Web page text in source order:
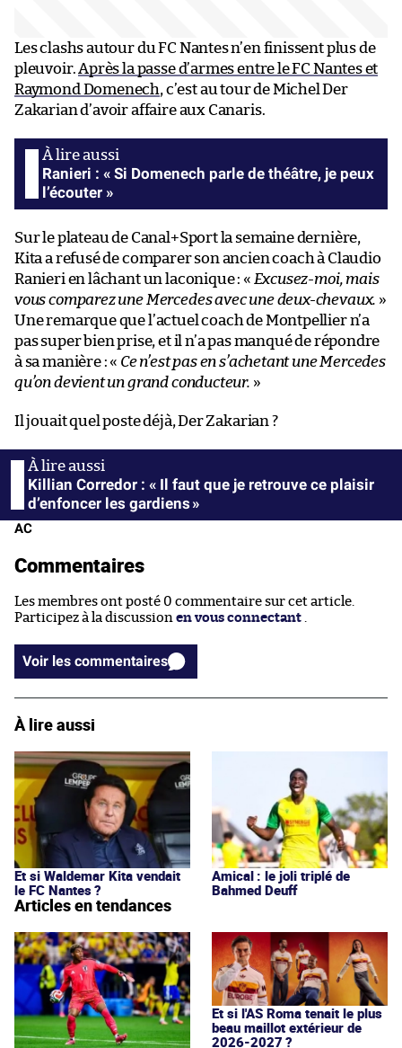
Les clashs autour du FC Nantes n’en finissent plus de
pleuvoir.Après la passe d’armes entre le FC Nantes et
Raymond Domenech, c’est au tour de Michel Der
Zakarian d’avoir affaire aux Canaris.
Ranieri : « Si Domenech parle de théâtre, je peux
l’écouter »
Sur le plateau de Canal+Sport la semaine dernière,
Kita a refusé de comparer son ancien coach à Claudio
Ranieri en lâchant un laconique : « Excusez-moi, mais
vous comparez une Mercedes avec une deux-chevaux. »
Une remarque que l’actuel coach de Montpellier n’a
pas super bien prise, et il n’a pas manqué de répondre
à sa manière : « Ce n’est pas en s’achetant une Mercedes
qu’on devient un grand conducteur. »
Il jouait quel poste déjà, Der Zakarian ?
Killian Corredor : « Il faut que je retrouve ce plaisir
d’enfoncer les gardiens »
AC
Commentaires
Les membres ont posté 0 commentaire sur cet article.
Participez à la discussion en vous connectant .
Voir les commentaires
À lire aussi
Et si Waldemar Kita vendait
le FC Nantes ?
Amical : le joli triplé de
Bahmed Deuff
Articles en tendances
Et si l'AS Roma tenait le plus
beau maillot extérieur de
2026-2027 ?